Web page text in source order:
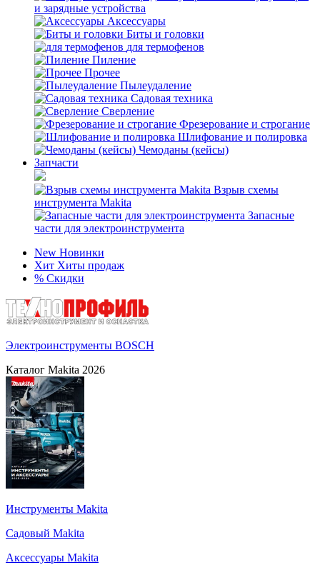
и зарядные устройства
Аксессуары
Биты и головки
для термофенов
Пиление
Прочее
Пылеудаление
Садовая техника
Сверление
Фрезерование и строгание
Шлифование и полировка
Чемоданы (кейсы)
Запчасти
Взрыв схемы
инструмента Makita
Запасные
части для электроинструмента
New Новинки
Хит Хиты продаж
% Скидки
Электроинструменты BOSCH
Каталог Makita 2026
Инструменты Makita
Садовый Makita
Аксессуары Makita